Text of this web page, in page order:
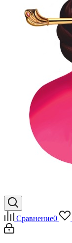
Сравнение0